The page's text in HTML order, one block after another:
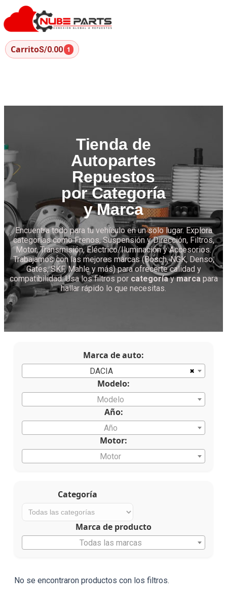
CarritoS/0.00 1
Tienda de
Autopartes
Repuestos
por Categoría
y Marca
Encuentra todo para tu vehículo en un solo lugar. Explora
categorías como Frenos, Suspensión y Dirección, Filtros,
Motor, Transmisión, Eléctrico/Iluminación y Accesorios.
Trabajamos con las mejores marcas (Bosch, NGK, Denso,
Gates, SKF, Mahle y más) para ofrecerte calidad y
compatibilidad. Usa los filtros por categoríaymarcapara
hallar rápido lo que necesitas.
Marca de auto:
×
DACIA
Modelo:
Modelo
Año:
Año
Motor:
Motor
Categoría
Marca de producto
Todas las marcas
No se encontraron productos con los filtros.